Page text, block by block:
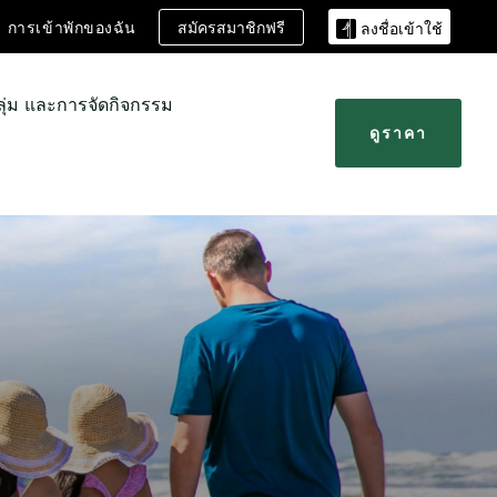
การเข้าพักของฉัน สมัครสมาชิกฟรี ลงชื่อเข้าใช้
ม และการจัดกิจกรรม
ดูราคา